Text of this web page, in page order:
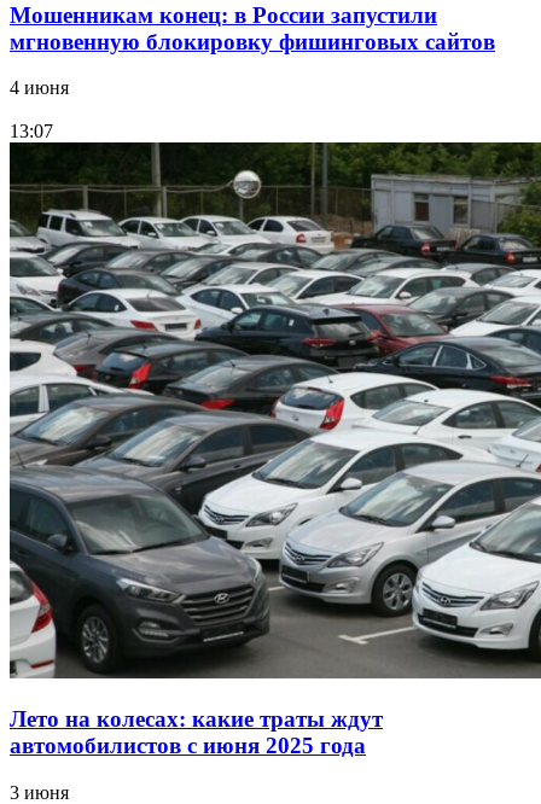
Мошенникам конец: в России запустили
мгновенную блокировку фишинговых сайтов
4 июня
13:07
Лето на колесах: какие траты ждут
автомобилистов с июня 2025 года
3 июня